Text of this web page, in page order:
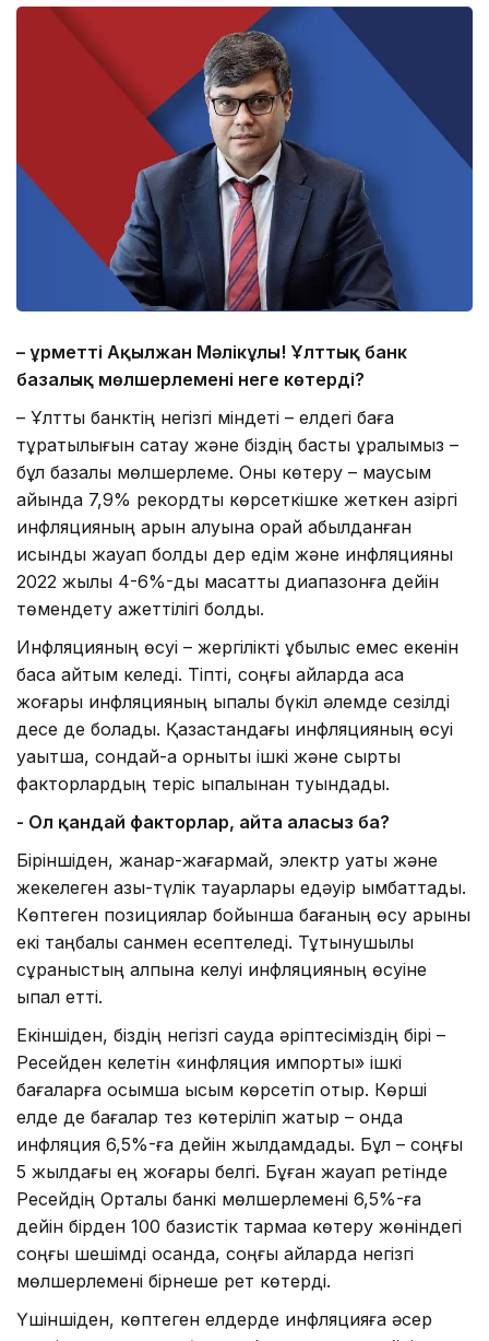
– Құрметті Ақылжан Мәлікұлы! Ұлттық банк
базалық мөлшерлемені неге көтерді?
– Ұлттық банктің негізгі міндеті – елдегі баға
тұрақтылығын сақтау және біздің басты құралымыз –
бұл базалық мөлшерлеме. Оны көтеру – маусым
айында 7,9% рекордтық көрсеткішке жеткен қазіргі
инфляцияның қарқын алуына орай қабылданған
қисынды жауап болды дер едім және инфляцияны
2022 жылы 4-6%-дық мақсатты диапазонға дейін
төмендету қажеттілігі болды.
Инфляцияның өсуі – жергілікті құбылыс емес екенін
баса айтқым келеді. Тіпті, соңғы айларда аса
жоғары инфляцияның ықпалы бүкіл әлемде сезілді
десе де болады. Қазақстандағы инфляцияның өсуі
уақытша, сондай-ақ орнықты ішкі және сыртқы
факторлардың теріс ықпалынан туындады.
- Ол қандай факторлар, айта аласыз ба?
Біріншіден, жанар-жағармай, электр қуаты және
жекелеген азық-түлік тауарлары едәуір қымбаттады.
Көптеген позициялар бойынша бағаның өсу қарқыны
екі таңбалы санмен есептеледі. Тұтынушылық
сұраныстың қалпына келуі инфляцияның өсуіне
ықпал етті.
Екіншіден, біздің негізгі сауда әріптесіміздің бірі –
Ресейден келетін «инфляция импорты» ішкі
бағаларға қосымша қысым көрсетіп отыр. Көрші
елде де бағалар тез көтеріліп жатыр – онда
инфляция 6,5%-ға дейін жылдамдады. Бұл – соңғы
5 жылдағы ең жоғары белгі. Бұған жауап ретінде
Ресейдің Орталық банкі мөлшерлемені 6,5%-ға
дейін бірден 100 базистік тармаққа көтеру жөніндегі
соңғы шешімді қосқанда, соңғы айларда негізгі
мөлшерлемені бірнеше рет көтерді.
Үшіншіден, көптеген елдерде инфляцияға әсер